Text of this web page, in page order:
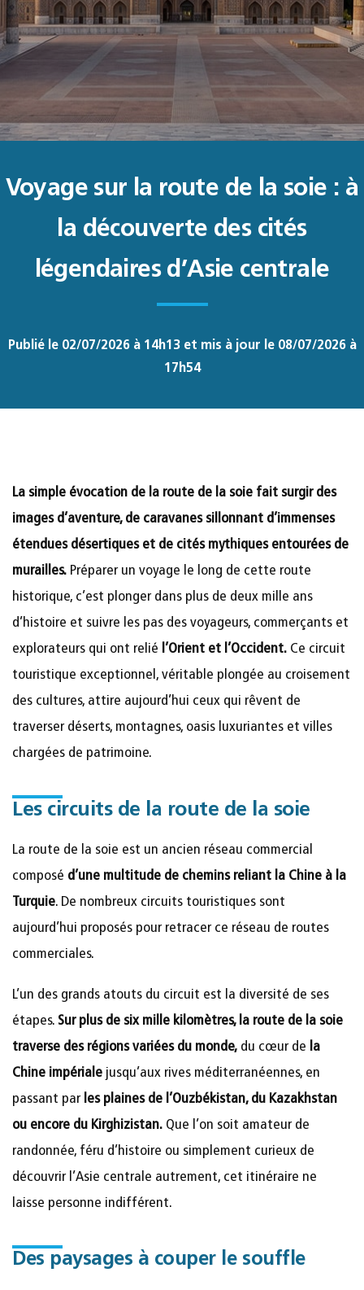
Voyage sur la route de la soie : à
la découverte des cités
légendaires d’Asie centrale
Publié le 02/07/2026 à 14h13 et mis à jour le 08/07/2026 à
17h54
La simple évocation de la route de la soie fait surgir des
images d’aventure, de caravanes sillonnant d’immenses
étendues désertiques et de cités mythiques entourées de
murailles. Préparer un voyage le long de cette route
historique, c’est plonger dans plus de deux mille ans
d’histoire et suivre les pas des voyageurs, commerçants et
explorateurs qui ont relié l’Orient et l’Occident. Ce circuit
touristique exceptionnel, véritable plongée au croisement
des cultures, attire aujourd’hui ceux qui rêvent de
traverser déserts, montagnes, oasis luxuriantes et villes
chargées de patrimoine.
Les circuits de la route de la soie
La route de la soie est un ancien réseau commercial
composé d’une multitude de chemins reliant la Chine à la
Turquie. De nombreux circuits touristiques sont
aujourd’hui proposés pour retracer ce réseau de routes
commerciales.
L’un des grands atouts du circuit est la diversité de ses
étapes. Sur plus de six mille kilomètres, la route de la soie
traverse des régions variées du monde, du cœur de la
Chine impériale jusqu’aux rives méditerranéennes, en
passant par les plaines de l’Ouzbékistan, du Kazakhstan
ou encore du Kirghizistan. Que l’on soit amateur de
randonnée, féru d’histoire ou simplement curieux de
découvrir l’Asie centrale autrement, cet itinéraire ne
laisse personne indifférent.
Des paysages à couper le souffle